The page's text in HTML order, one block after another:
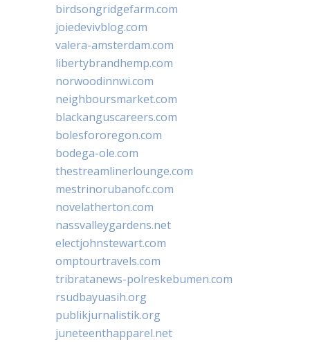
birdsongridgefarm.com
joiedevivblog.com
valera-amsterdam.com
libertybrandhemp.com
norwoodinnwi.com
neighboursmarket.com
blackanguscareers.com
bolesfororegon.com
bodega-ole.com
thestreamlinerlounge.com
mestrinorubanofc.com
novelatherton.com
nassvalleygardens.net
electjohnstewart.com
omptourtravels.com
tribratanews-polreskebumen.com
rsudbayuasih.org
publikjurnalistik.org
juneteenthapparel.net